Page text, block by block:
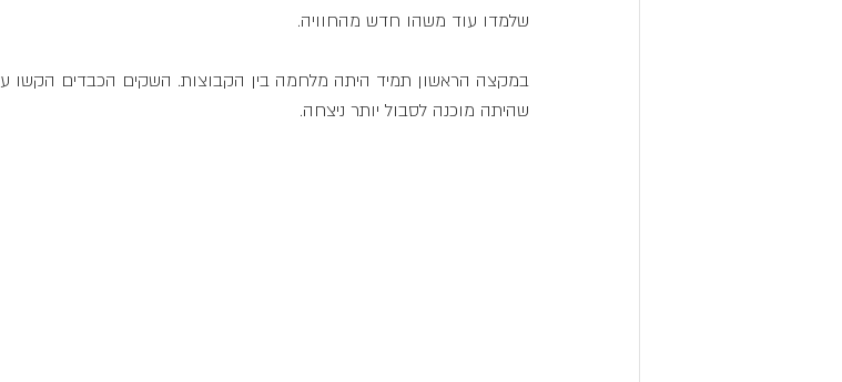
שלמדו עוד משהו חדש מהחוויה.
במקצה הראשון תמיד היתה מלחמה בין הקבוצות. השקים הכבדים הקשו
שהיתה מוכנה לסבול יותר ניצחה.